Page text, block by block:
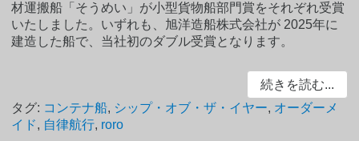
材運搬船「そうめい」が小型貨物船部門賞をそれぞれ受賞
いたしました。いずれも、旭洋造船株式会社が 2025年に
建造した船で、当社初のダブル受賞となります。
続きを読む...
タグ: コンテナ船, シップ・オブ・ザ・イヤー, オーダーメ
イド, 自律航行, roro